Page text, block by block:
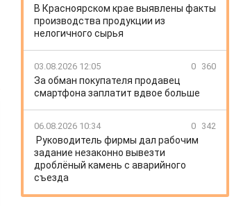
В Красноярском крае выявлены факты
производства продукции из
нелогичного сырья
03.08.2026 12:05 0 360
За обман покупателя продавец
смартфона заплатит вдвое больше
06.08.2026 10:34 0 342
Руководитель фирмы дал рабочим
задание незаконно вывезти
дроблёный камень с аварийного
съезда